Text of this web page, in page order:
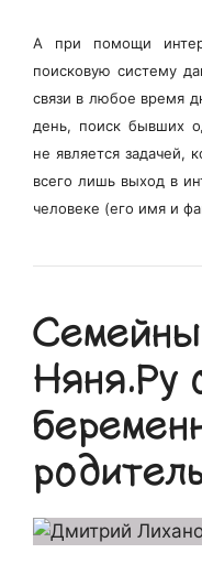
А при помощи
поисковую систему
связи в любое время
день, поиск бывших
не является
всего лишь выход в
человеке (его имя и
Няня.Ру